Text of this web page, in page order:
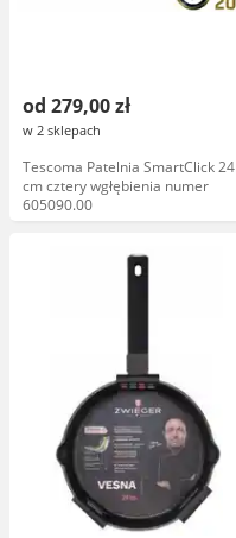
od 279,00 zł
w 2 sklepach
Tescoma Patelnia SmartClick 24
cm cztery wgłębienia numer
605090.00